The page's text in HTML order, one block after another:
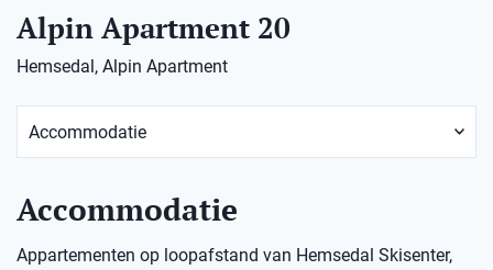
Alpin Apartment 20
Hemsedal, Alpin Apartment
Accommodatie
Appartementen op loopafstand van Hemsedal Skisenter,